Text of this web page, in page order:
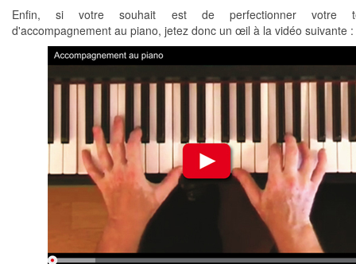
Enfin, si votre souhait est de perfectionner votre
d'accompagnement au piano, jetez donc un œil à la vidéo suivante :